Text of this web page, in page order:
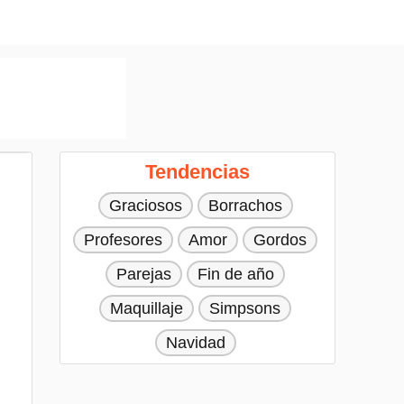
Tendencias
Graciosos
Borrachos
Profesores
Amor
Gordos
Parejas
Fin de año
Maquillaje
Simpsons
Navidad